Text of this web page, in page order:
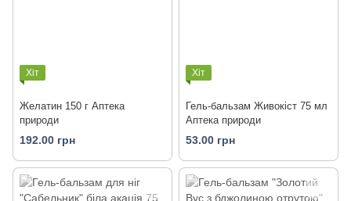
Хіт
Желатин 150 г Аптека
природи
192.00 грн
Хіт
Гель-бальзам Живокіст 75 мл
Аптека природи
53.00 грн